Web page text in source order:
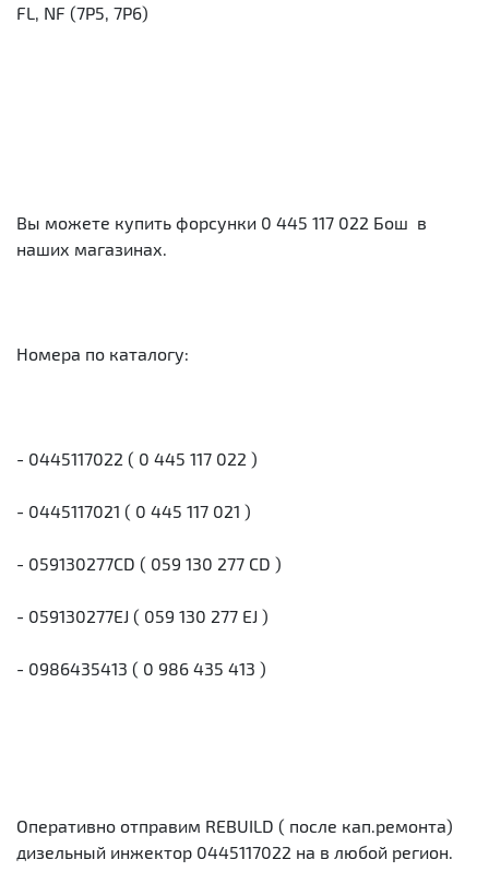
FL, NF (7P5, 7P6)
Вы можете купить форсунки 0 445 117 022 Бош в
наших магазинах.
Номера по каталогу:
- 0445117022 ( 0 445 117 022 )
- 0445117021 ( 0 445 117 021 )
- 059130277CD ( 059 130 277 CD )
- 059130277EJ ( 059 130 277 EJ )
- 0986435413 ( 0 986 435 413 )
Оперативно отправим REBUILD ( после кап.ремонта)
дизельный инжектор 0445117022 на в любой регион.